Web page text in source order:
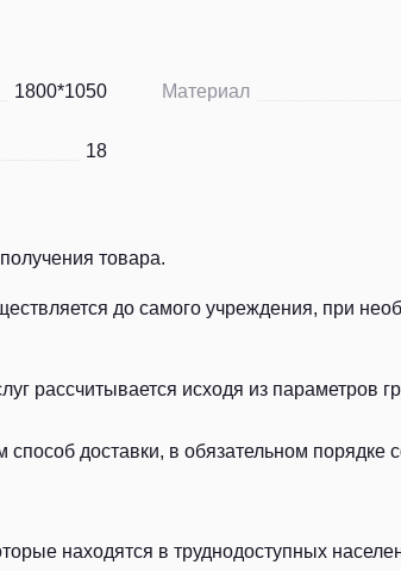
1800*1050
18
Материал
товара.
до самого учреждения, при
рассчитывается исходя из параметров
доставки, в обязательном порядке
находятся в труднодоступных